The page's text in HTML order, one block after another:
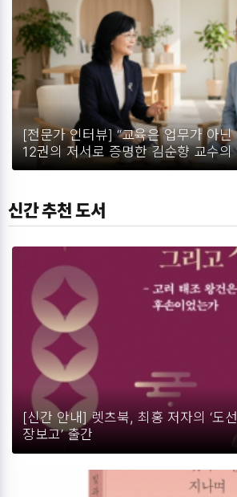
[전문가 인터뷰] “교육은 업무가 아닌
12권의 저서로 증명한 김순향 교수의
신간 추천 도서
[신간 안내] 렛츠북, 최홍 저자의 ‘도
장보고’ 출간